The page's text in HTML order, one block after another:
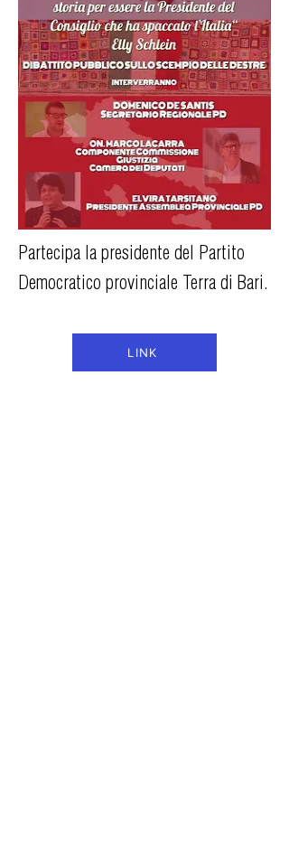
Partecipa la presidente del Partito
Democratico provinciale Terra di Bari.
LINK